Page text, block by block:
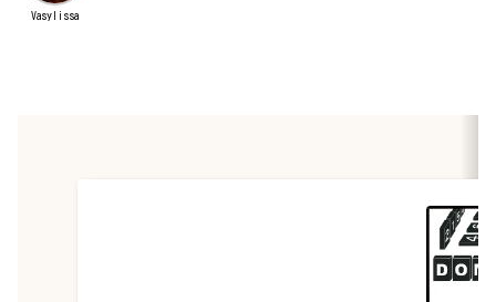
Vasylissa